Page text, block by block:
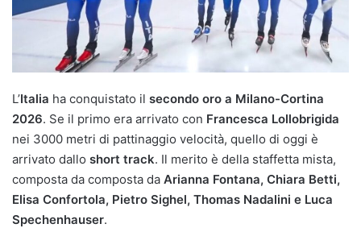
L’Italia ha conquistato il secondo oro a Milano-Cortina
2026. Se il primo era arrivato con Francesca Lollobrigida
nei 3000 metri di pattinaggio velocità, quello di oggi è
arrivato dallo short track. Il merito è della staffetta mista,
composta da composta da Arianna Fontana, Chiara Betti,
Elisa Confortola, Pietro Sighel, Thomas Nadalini e Luca
Spechenhauser.